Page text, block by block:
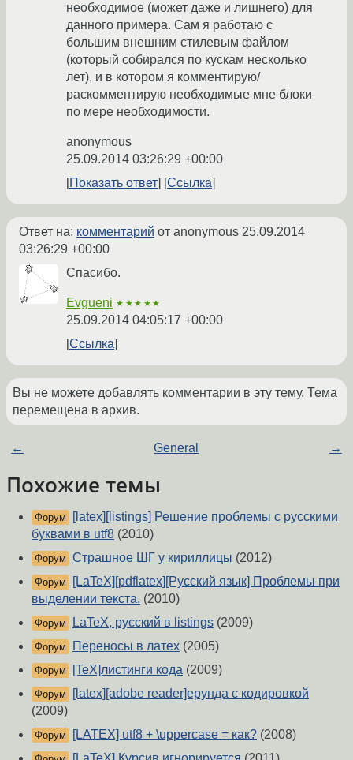
необходимое (может даже и лишнего) для
данного примера. Сам я работаю с
большим внешним стилевым файлом
(который собирался по кускам несколько
лет), и в котором я комментирую/
раскомментирую необходимые мне блоки
по мере необходимости.
anonymous
25.09.2014 03:26:29 +00:00
Показать ответ
Ссылка
Ответ на: комментарий от anonymous 25.09.2014
03:26:29 +00:00
Спасибо.
Evgueni ★★★★★
25.09.2014 04:05:17 +00:00
Ссылка
Вы не можете добавлять комментарии в эту тему. Тема
перемещена в архив.
← General →
Похожие темы
Форум
[latex][listings] Решение проблемы с русскими
буквами в utf8 (2010)
Форум Страшное ШГ у кириллицы (2012)
Форум
[LaTeX][pdflatex][Русский язык] Проблемы при
выделении текста. (2010)
Форум LaTeX, русский в listings (2009)
Форум Переносы в латех (2005)
Форум [TeX]листинги кода (2009)
Форум
[latex][adobe reader]ерунда с кодировкой
(2009)
Форум [LATEX] utf8 + \uppercase = как? (2008)